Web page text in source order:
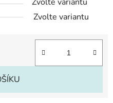
Zvolte variantu